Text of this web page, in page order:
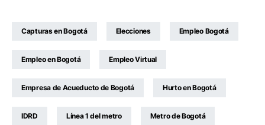
Capturas en Bogotá Elecciones Empleo Bogotá
Empleo en Bogotá Empleo Virtual
Empresa de Acueducto de Bogotá Hurto en Bogotá
IDRD Línea 1 del metro Metro de Bogotá